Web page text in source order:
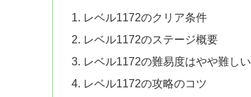
レベル1172のクリア条件
レベル1172のステージ概要
レベル1172の難易度はやや難しい
レベル1172の攻略のコツ